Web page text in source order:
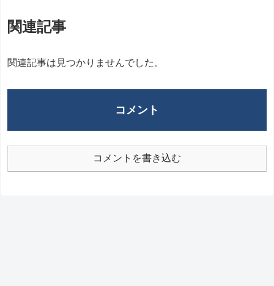
関連記事
関連記事は見つかりませんでした。
コメント
コメントを書き込む